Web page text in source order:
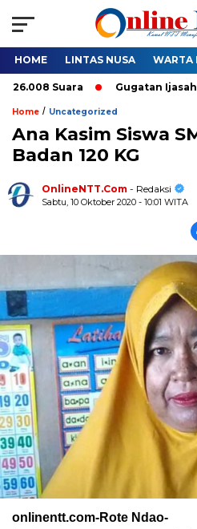
HOME LINTAS NUSA WARTA
Gugatan Ijasah Paket
Home / Uncategorized
Ana Kasim Siswa
Badan 120 KG
OnlineNTT.Com - Redaksi
Sabtu, 10 Oktober 2020 - 10:01 WITA
onlinentt.com-Rote Ndao-